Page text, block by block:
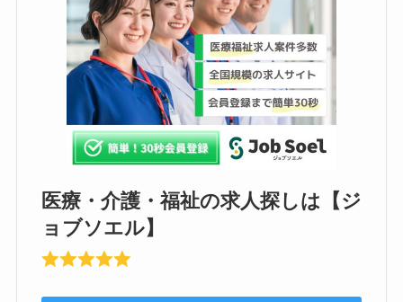
医療・介護・福祉の求人探しは【ジ
ョブソエル】